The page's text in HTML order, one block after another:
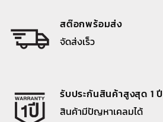
สต๊อกพร้อมส่ง
จัดส่งเร็ว
รับประกันสินค้าสูงสุด 1 ปี
สินค้ามีปัญหาเคลมได้